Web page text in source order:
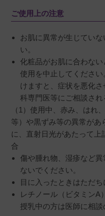
ご使用上の注意
お肌に異常が生じてい
い。
化粧品がお肌に合わない
使用を中止してくださ
けますと、症状を悪化
科専門医等にご相談され
（1）使用中、赤み、はれ
等）や黒ずみ等の異常が
に、直射日光があたって上
合
傷や腫れ物、湿疹など
ないでください。
目に入ったときはただち
レチノール（ビタミンA
授乳中の方は医師に相談